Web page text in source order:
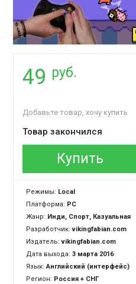
49 руб.
Добавьте товар, хочу купить
Товар закончился
Купить
Режимы: Local
Платформа: PC
Жанр: Инди, Спорт, Казуальная
Разработчик:vikingfabian.com
Издатель:vikingfabian.com
Дата выхода: 3 марта 2016
Язык:Английский (интерфейс)
Регион: Россия + СНГ